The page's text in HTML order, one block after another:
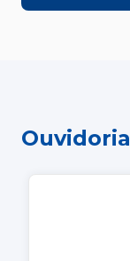
Ouvidoria